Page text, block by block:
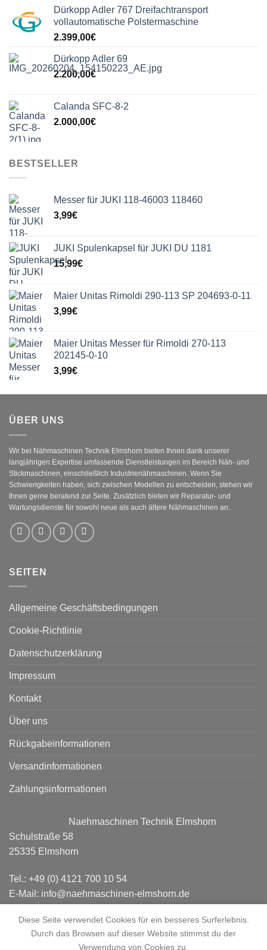
Dürkopp Adler 767 Dreifachtransport
vollautomatische Polstermaschine
2.399,00€
Dürkopp Adler 69
2.200,00€
Calanda SFC-8-2
2.000,00€
BESTSELLER
Messer für JUKI 118-46003 118460
3,99€
JUKI Spulenkapsel für JUKI DU 1181
15,99€
Maier Unitas Rimoldi 290-113 SP 204693-0-11
3,99€
Maier Unitas Messer für Rimoldi 270-113
202145-0-10
3,99€
ÜBER UNS
Wir bei Nähmaschinen Technik Elmshorn bieten Ihnen dank unserer
langjährigen Expertise umfassende Dienstleistungen im Bereich Näh- und
Stickmaschinen, einschließlich Industrienähmaschinen. Wenn Sie
Schwierigkeiten haben, sich zwischen Modellen zu entscheiden, stehen wir
Ihnen gerne beratend zur Seite. Zusätzlich bieten wir Reparatur- und
Wartungsdienste für sowohl neue als auch ältere Nähmaschinen an.
SEITEN
Allgemeine Geschäftsbedingungen
Cookie-Richtlinie
Datenschutzerklärung
Impressum
Kontakt
Über uns
Rückgabeinformationen
Versandinformationen
Zahlungsinformationen
Naehmaschinen Technik Elmshorn
Schulstraße 58
25335 Elmshorn
Tel.: +49 (0) 4121 700 10 54
E-Mail: info@naehmaschinen-elmshorn.de
Diese Seite verwendet Cookies für ein besseres Surferlebnis.
Durch das Browsen auf dieser Website stimmst du der
Verwendung von Cookies zu.